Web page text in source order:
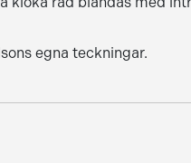
egna teckningar.